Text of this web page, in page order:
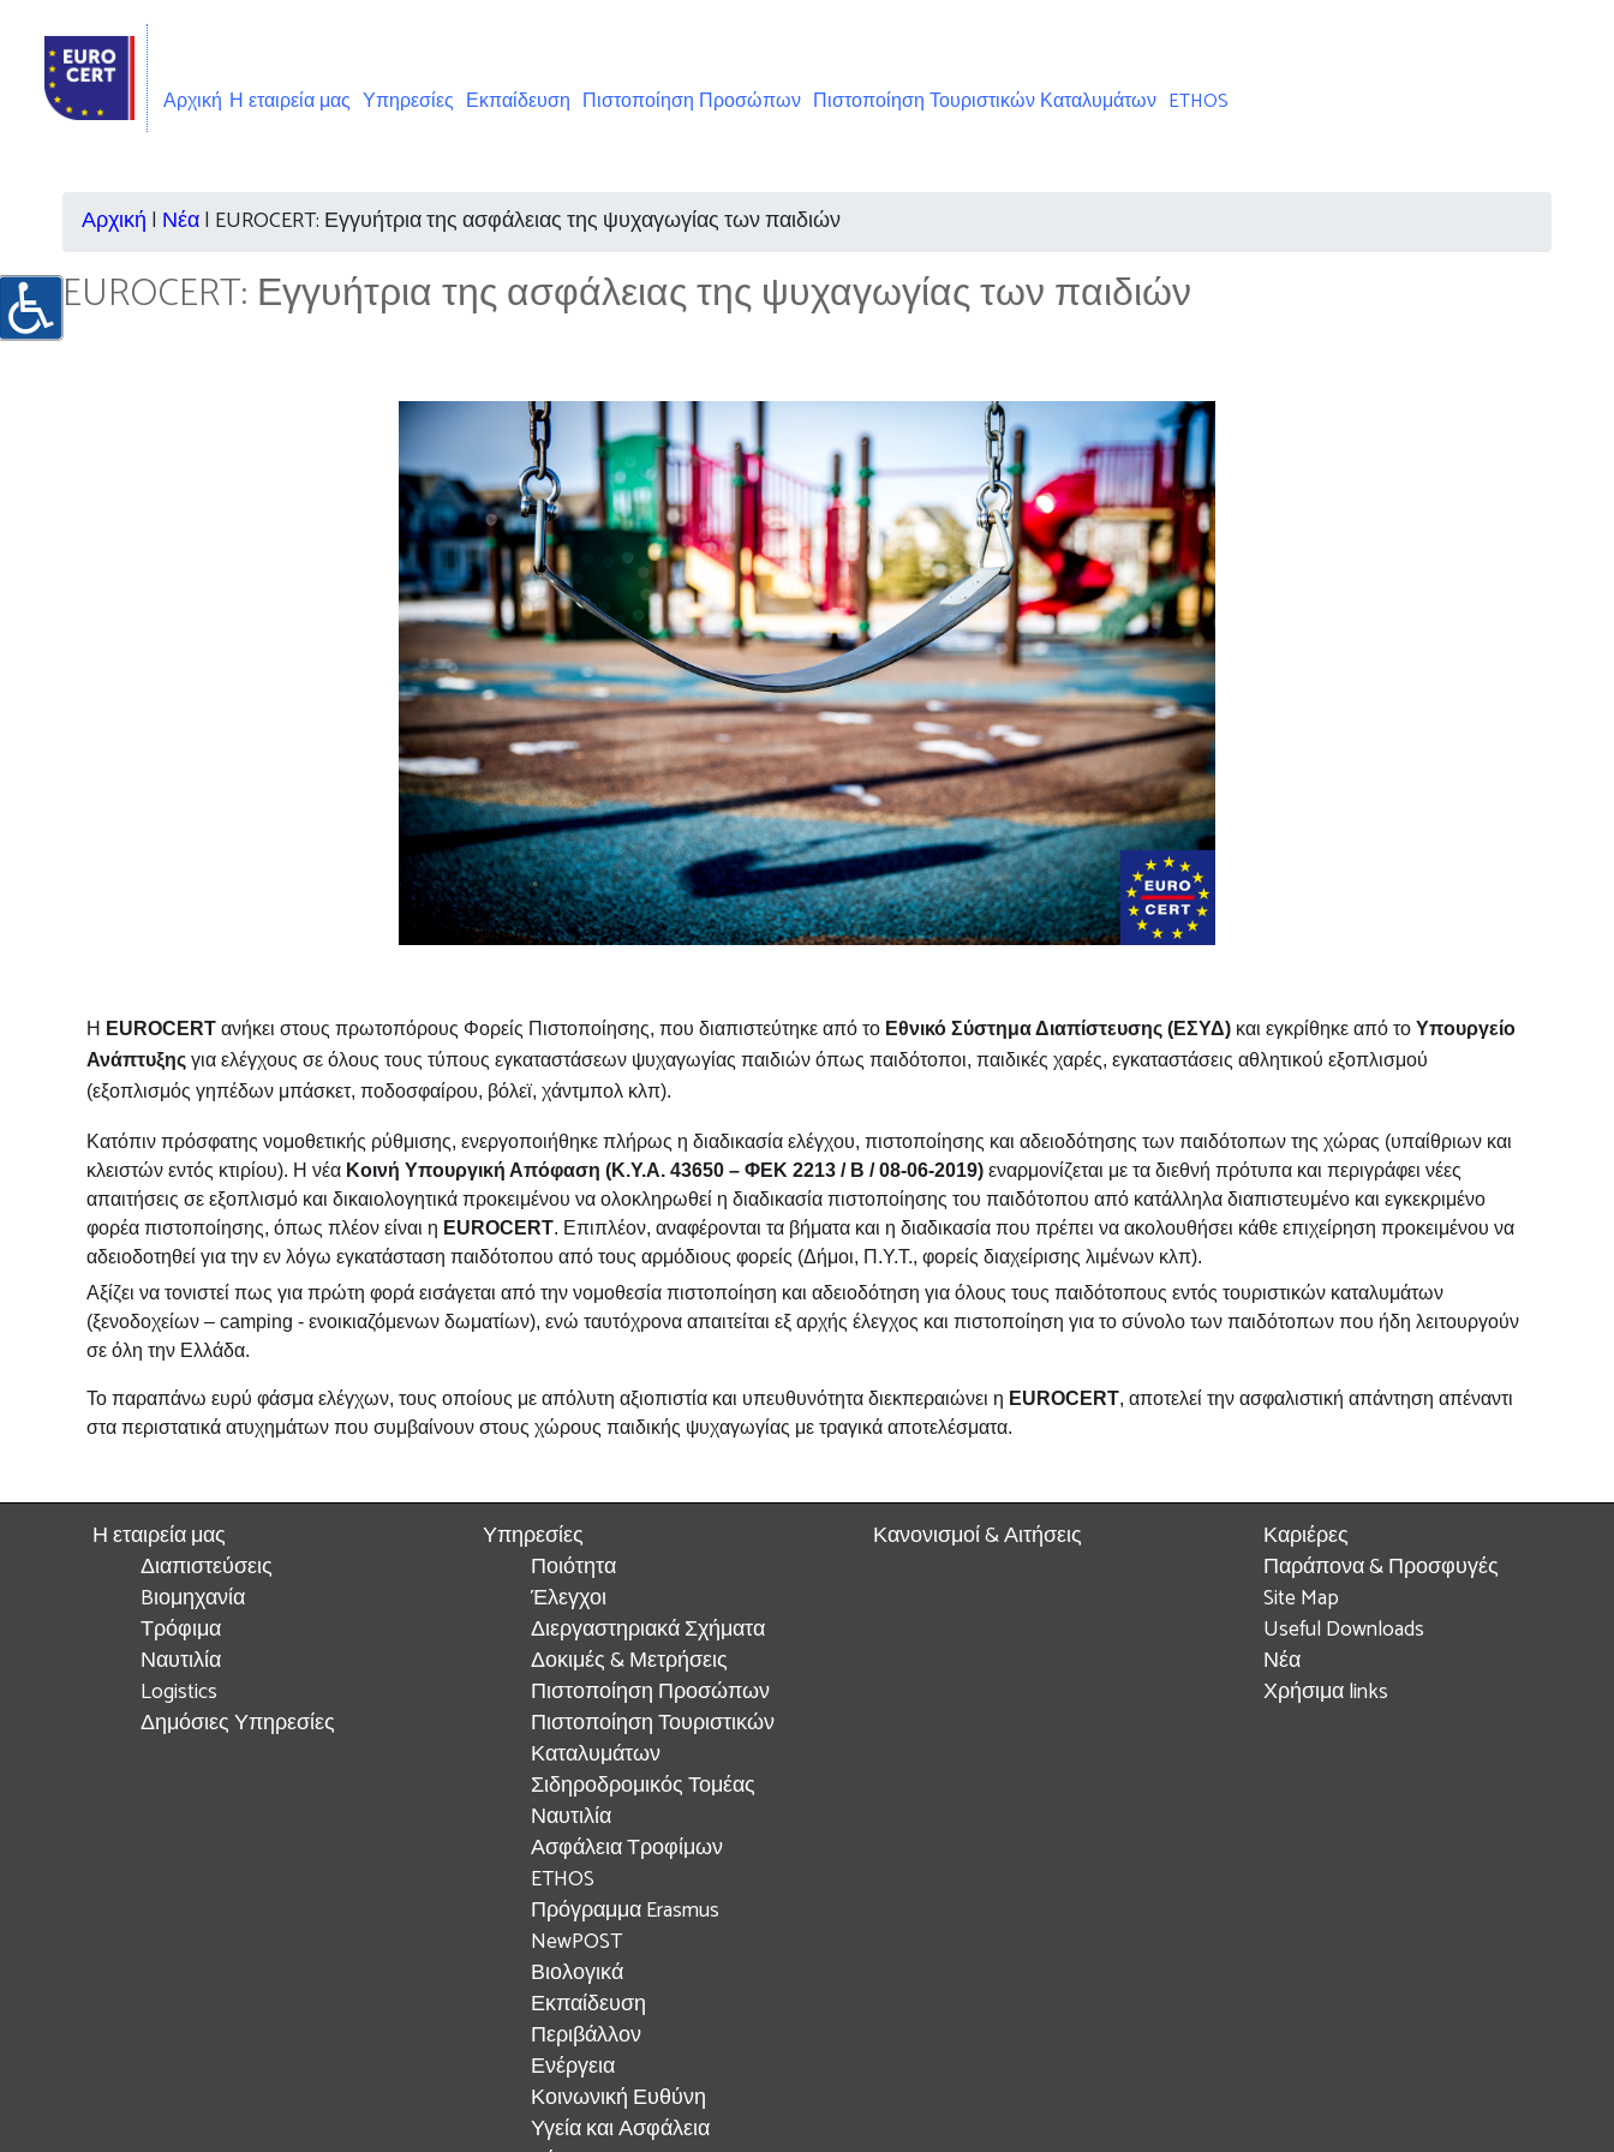
Αρχική Η εταιρεία μας Υπηρεσίες Εκπαίδευση Πιστοποίηση Προσώπων Πιστοποίηση Τουριστικών Καταλυμάτων ETHOS
Αρχική | Νέα| EUROCERT: Εγγυήτρια της ασφάλειας της ψυχαγωγίας των παιδιών
EUROCERT: Εγγυήτρια της ασφάλειας της ψυχαγωγίας των παιδιών
Η EUROCERT ανήκει στους πρωτοπόρους Φορείς Πιστοποίησης, που διαπιστεύτηκε από το Εθνικό Σύστημα Διαπίστευσης (ΕΣΥΔ) και εγκρίθηκε από το Υπουργείο
Ανάπτυξης για ελέγχους σε όλους τους τύπους εγκαταστάσεων ψυχαγωγίας παιδιών όπως παιδότοποι, παιδικές χαρές, εγκαταστάσεις αθλητικού εξοπλισμού
(εξοπλισμός γηπέδων μπάσκετ, ποδοσφαίρου, βόλεϊ, χάντμπολ κλπ).
Κατόπιν πρόσφατης νομοθετικής ρύθμισης, ενεργοποιήθηκε πλήρως η διαδικασία ελέγχου, πιστοποίησης και αδειοδότησης των παιδότοπων της χώρας (υπαίθριων και
κλειστών εντός κτιρίου). Η νέα Κοινή Υπουργική Απόφαση (Κ.Υ.Α. 43650 – ΦΕΚ 2213 / Β / 08-06-2019) εναρμονίζεται με τα διεθνή πρότυπα και περιγράφει νέες
απαιτήσεις σε εξοπλισμό και δικαιολογητικά προκειμένου να ολοκληρωθεί η διαδικασία πιστοποίησης του παιδότοπου από κατάλληλα διαπιστευμένο και εγκεκριμένο
φορέα πιστοποίησης, όπως πλέον είναι η EUROCERT. Επιπλέον, αναφέρονται τα βήματα και η διαδικασία που πρέπει να ακολουθήσει κάθε επιχείρηση προκειμένου να
αδειοδοτηθεί για την εν λόγω εγκατάσταση παιδότοπου από τους αρμόδιους φορείς (Δήμοι, Π.Υ.Τ., φορείς διαχείρισης λιμένων κλπ).
Αξίζει να τονιστεί πως για πρώτη φορά εισάγεται από την νομοθεσία πιστοποίηση και αδειοδότηση για όλους τους παιδότοπους εντός τουριστικών καταλυμάτων
(ξενοδοχείων – camping - ενοικιαζόμενων δωματίων), ενώ ταυτόχρονα απαιτείται εξ αρχής έλεγχος και πιστοποίηση για το σύνολο των παιδότοπων που ήδη λειτουργούν
σε όλη την Ελλάδα.
Το παραπάνω ευρύ φάσμα ελέγχων, τους οποίους με απόλυτη αξιοπιστία και υπευθυνότητα διεκπεραιώνει η EUROCERT, αποτελεί την ασφαλιστική απάντηση απέναντι
στα περιστατικά ατυχημάτων που συμβαίνουν στους χώρους παιδικής ψυχαγωγίας με τραγικά αποτελέσματα.
Η εταιρεία μας
Διαπιστεύσεις
Bιομηχανία
Τρόφιμα
Ναυτιλία
Logistics
Δημόσιες Υπηρεσίες
Υπηρεσίες
Ποιότητα
Έλεγχοι
Διεργαστηριακά Σχήματα
Δοκιμές & Μετρήσεις
Πιστοποίηση Προσώπων
Πιστοποίηση Τουριστικών
Καταλυμάτων
Σιδηροδρομικός Τομέας
Ναυτιλία
Ασφάλεια Τροφίμων
ETHOS
Πρόγραμμα Erasmus
NewPOST
Βιολογικά
Εκπαίδευση
Περιβάλλον
Ενέργεια
Κοινωνική Ευθύνη
Υγεία και Ασφάλεια
Κανονισμοί & Αιτήσεις
Καριέρες
Παράπονα & Προσφυγές
Site Map
Useful Downloads
Νέα
Χρήσιμα links